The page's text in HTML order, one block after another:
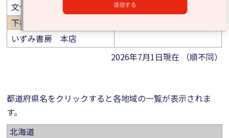
文化堂書店
下都賀郡
いずみ書房 本店
2026年7月1日現在 （順不同）
都道府県名をクリックすると各地域の一覧が表示されま
す。
北海道